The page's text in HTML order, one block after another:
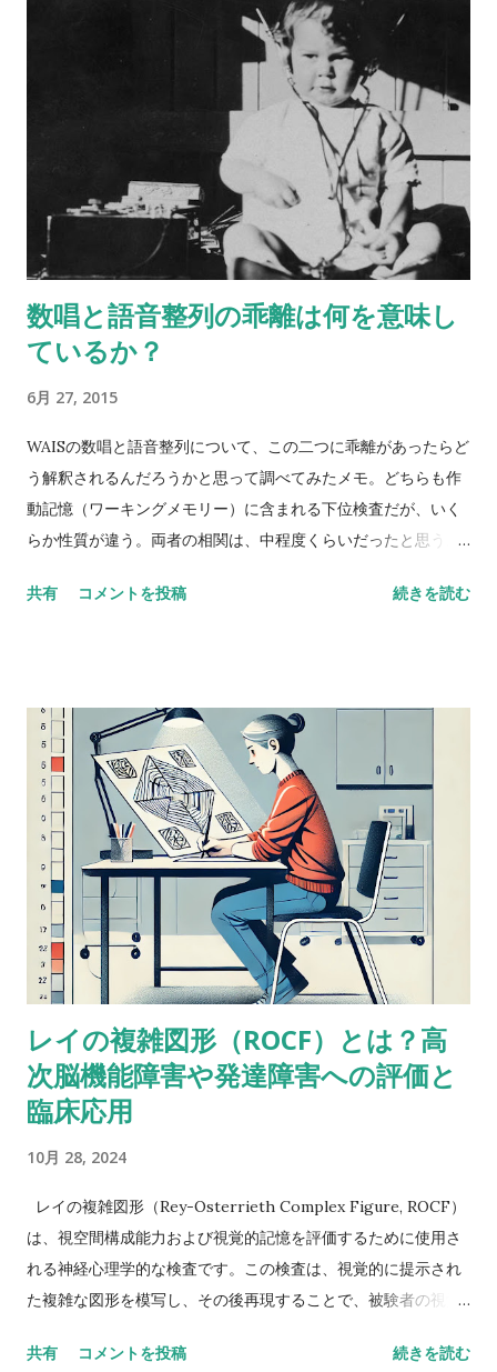
数唱と語音整列の乖離は何を意味し
ているか？
6月 27, 2015
WAISの数唱と語音整列について、この二つに乖離があったらど
う解釈されるんだろうかと思って調べてみたメモ。どちらも作
動記憶（ワーキングメモリー）に含まれる下位検査だが、いく
らか性質が違う。両者の相関は、中程度くらいだったと思う。
sequencing とある海外の掲示板（？）でのやりとり。 一方が
４点以上の乖離（discrepancy）があった場合は？ 実施した
ばかりのアセスメントを詳しく考えてみると、言葉の受容と表
出が明らかに難しいケースだったけど、視空間スキルと処理速
度はまったく問題なく保たれていた。-Miriam という問題提起
に対するスレッドのようだ。 私も以前に何度か同じようなパタ
ーンに出会ったことがあって似たようなことを考えたことがあ
るけど、ぜんぜん専門外だったから。あなたももう考えてるだ
ろうけど、語音整列はたぶんより複雑な課題だと思う。という
のも、数唱のように単に数字を扱うんじゃなくって、（文字と
数字という）二種類の情報を使ってそれを切り替えながら作業
しなきゃいけないから。被験者が教示を理解して、すべてをす
っかり頭に入れることができたという手応えはありました
か？ これ（語音整列）を実行するにはいくつかの操作が必要
だし、呈示されたものすべてを受け取るには言語受容スキルが
特に障壁となるかもしれません。他の下位検査にもこの仮説が
は、並べ替えなどの操作が入ると難しいのかなと推測できるけ
共有 コメントを投稿 続きを読む
レイの複雑図形（ROCF）とは？高
次脳機能障害や発達障害への評価と
臨床応用
10月 28, 2024
レイの複雑図形（Rey-Osterrieth Complex Figure, ROCF）
は、視空間構成能力および視覚的記憶を評価するために使用さ
れる神経心理学的な検査です。この検査は、視覚的に提示され
た複雑な図形を模写し、その後再現することで、被験者の視覚
ROCFの概要、高次脳機能障害および発達障害への評価と臨床
共有 コメントを投稿 続きを読む